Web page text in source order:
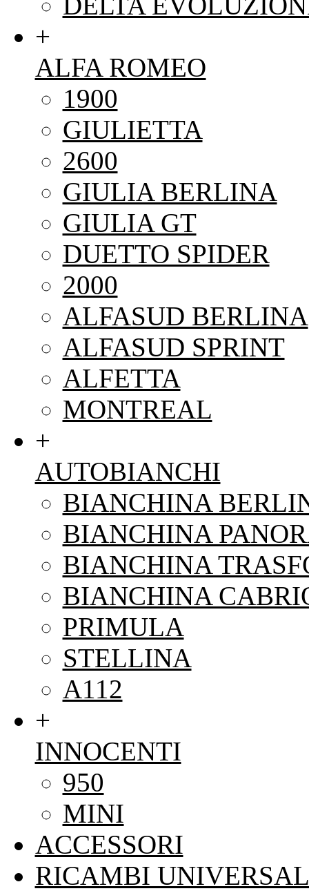
+
ALFA ROMEO
1900
GIULIETTA
2600
GIULIA BERLINA
GIULIA GT
DUETTO SPIDER
2000
ALFASUD BERLINA
ALFASUD SPRINT
ALFETTA
MONTREAL
+
AUTOBIANCHI
BIANCHINA
BIANCHINA
BIANCHINA
BIANCHINA
PRIMULA
STELLINA
A112
+
INNOCENTI
950
MINI
ACCESSORI
RICAMBI